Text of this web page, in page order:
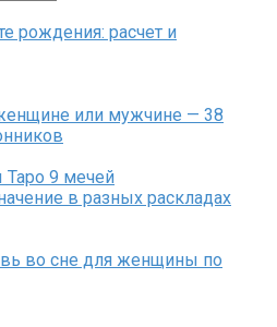
рождения: расчет и
или мужчине — 38
в разных раскладах
во сне для женщины по